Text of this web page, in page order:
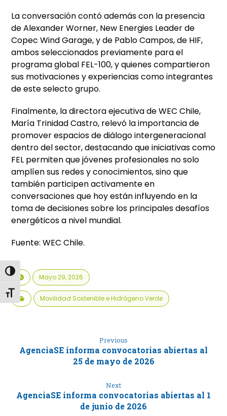
Alternar alto contraste
Alternar tamaño de letra
La conversación contó además con la presencia
de Alexander Worner, New Energies Leader de
Copec Wind Garage, y de Pablo Campos, de HIF,
ambos seleccionados previamente para el
programa global FEL-100, y quienes compartieron
sus motivaciones y experiencias como integrantes
de este selecto grupo.
Finalmente, la directora ejecutiva de WEC Chile,
María Trinidad Castro, relevó la importancia de
promover espacios de diálogo intergeneracional
dentro del sector, destacando que iniciativas como
FEL permiten que jóvenes profesionales no solo
amplíen sus redes y conocimientos, sino que
también participen activamente en
conversaciones que hoy están influyendo en la
toma de decisiones sobre los principales desafíos
energéticos a nivel mundial.
Fuente: WEC Chile.
Mayo 29, 2026
Movilidad Sostenible e Hidrógeno Verde
Previous
AgenciaSE informa convocatorias abiertas al
25 de mayo de 2026
Next
AgenciaSE informa convocatorias abiertas al 1
de junio de 2026